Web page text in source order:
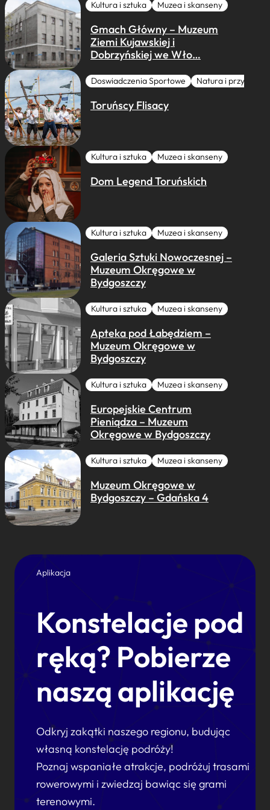
Kultura i sztuka Muzea i skanseny
Gmach Główny – Muzeum
Ziemi Kujawskiej i
Dobrzyńskiej we Wło…
Doswiadczenia Sportowe Natura i przygoda
Toruńscy Flisacy
Kultura i sztuka Muzea i skanseny
Dom Legend Toruńskich
Kultura i sztuka Muzea i skanseny
Galeria Sztuki Nowoczesnej –
Muzeum Okręgowe w
Bydgoszczy
Kultura i sztuka Muzea i skanseny
Apteka pod Łabędziem –
Muzeum Okręgowe w
Bydgoszczy
Kultura i sztuka Muzea i skanseny
Europejskie Centrum
Pieniądza – Muzeum
Okręgowe w Bydgoszczy
Kultura i sztuka Muzea i skanseny
Muzeum Okręgowe w
Bydgoszczy – Gdańska 4
Aplikacja
Konstelacje pod
ręką? Pobierze
naszą aplikację
Odkryj zakątki naszego regionu, budując
własną konstelację podróży!
Poznaj wspaniałe atrakcje, podróżuj trasami
rowerowymi i zwiedzaj bawiąc się grami
terenowymi.